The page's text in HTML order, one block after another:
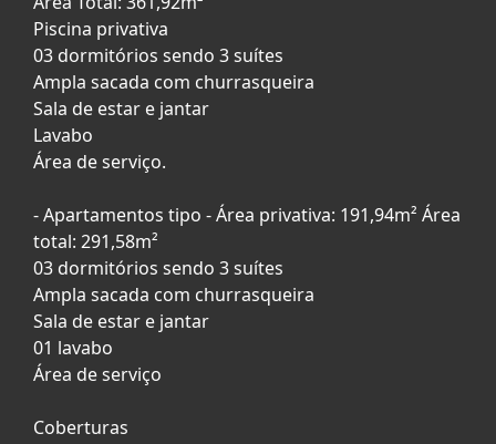
Piscina privativa
03 dormitórios sendo 3 suítes
Ampla sacada com churrasqueira
Sala de estar e jantar
Lavabo
Área de serviço.
- Apartamentos tipo - Área privativa: 191,94m² Área
total: 291,58m²
03 dormitórios sendo 3 suítes
Ampla sacada com churrasqueira
Sala de estar e jantar
01 lavabo
Área de serviço
Coberturas